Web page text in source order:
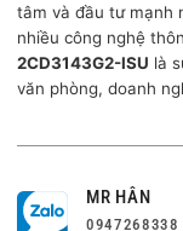
tâm và đầu tư mạnh
nhiều công nghệ
2CD3143G2-ISU là
văn phòng, doanh
MR HÂN
0947268338